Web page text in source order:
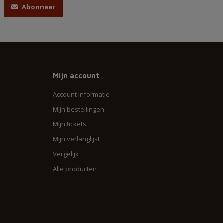
Abonneer
Mijn account
Account informatie
Mijn bestellingen
Mijn tickets
Mijn verlanglijst
Vergelijk
Alle producten